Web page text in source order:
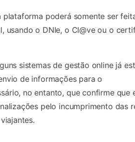
plataforma poderá somente ser
usando o DNIe, o Cl@ve ou o
sistemas de gestão online já
de informações para o
no entanto, que confirme que
pelo incumprimento das